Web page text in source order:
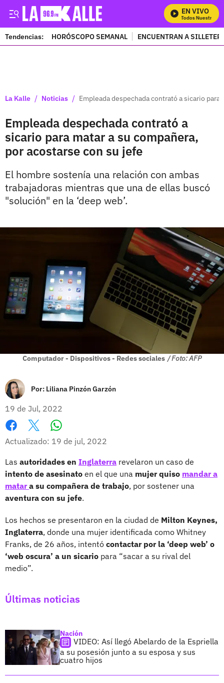
EN VIVO
Mira Todos Nuestros
Tendencias: HORÓSCOPO SEMANAL ENCUENTRAN A
La Kalle / Noticias / Empleada despechada contrató a sicario
Empleada despechada contrató a
sicario para matar a su compañera,
por acostarse con su jefe
El hombre sostenía una relación con ambas
trabajadoras mientras que una de ellas buscó
"solución" en la ‘deep web’.
Computador - Dispositivos - Redes sociales / Foto: AFP
Por: Liliana Pinzón Garzón
19 de Jul, 2022
Facebook
X
Actualizado: 19 de jul, 2022
Las autoridades en Inglaterra revelaron un caso de
intento de asesinato en el que una mujer quiso mandar a
matar a su compañera de trabajo, por sostener una
aventura con su jefe.
Los hechos se presentaron en la ciudad de Milton Keynes,
Inglaterra, donde una mujer identificada como Whitney
Franks, de 26 años, intentó contactar por la ‘deep web’ o
‘web oscura’ a un sicario para “sacar a su rival del
medio”.
Últimas noticias
Nación
VIDEO: Así llegó Abelardo de la Espriella
a su posesión junto a su esposa y sus
cuatro hijos